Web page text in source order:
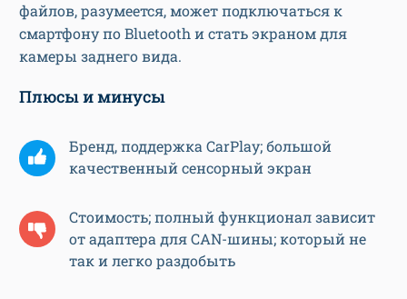
файлов, разумеется, может подключаться к
смартфону по Bluetooth и стать экраном для
камеры заднего вида.
Плюсы и минусы
Бренд, поддержка CarPlay; большой
качественный сенсорный экран
Стоимость; полный функционал зависит
от адаптера для CAN-шины; который не
так и легко раздобыть